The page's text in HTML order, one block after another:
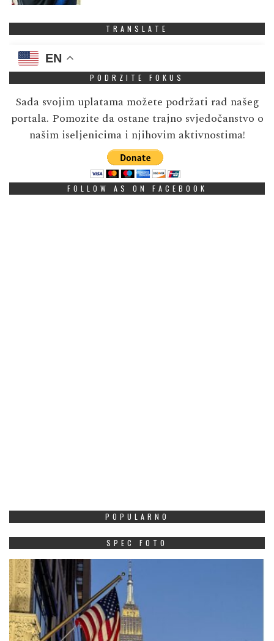
TRANSLATE
EN
PODRZITE FOKUS
Sada svojim uplatama možete podržati rad našeg
portala. Pomozite da ostane trajno svjedočanstvo o
našim iseljenicima i njihovim aktivnostima!
FOLLOW AS ON FACEBOOK
POPULARNO
SPEC FOTO